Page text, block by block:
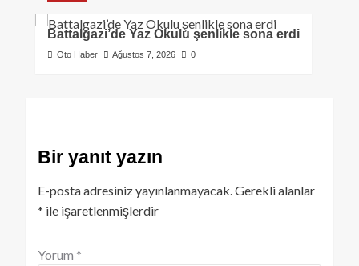
Battalgazi’de Yaz Okulu şenlikle sona erdi
Oto Haber Ağustos 7, 2026 0
Bir yanıt yazın
E-posta adresiniz yayınlanmayacak.Gerekli alanlar
* ile işaretlenmişlerdir
Yorum *